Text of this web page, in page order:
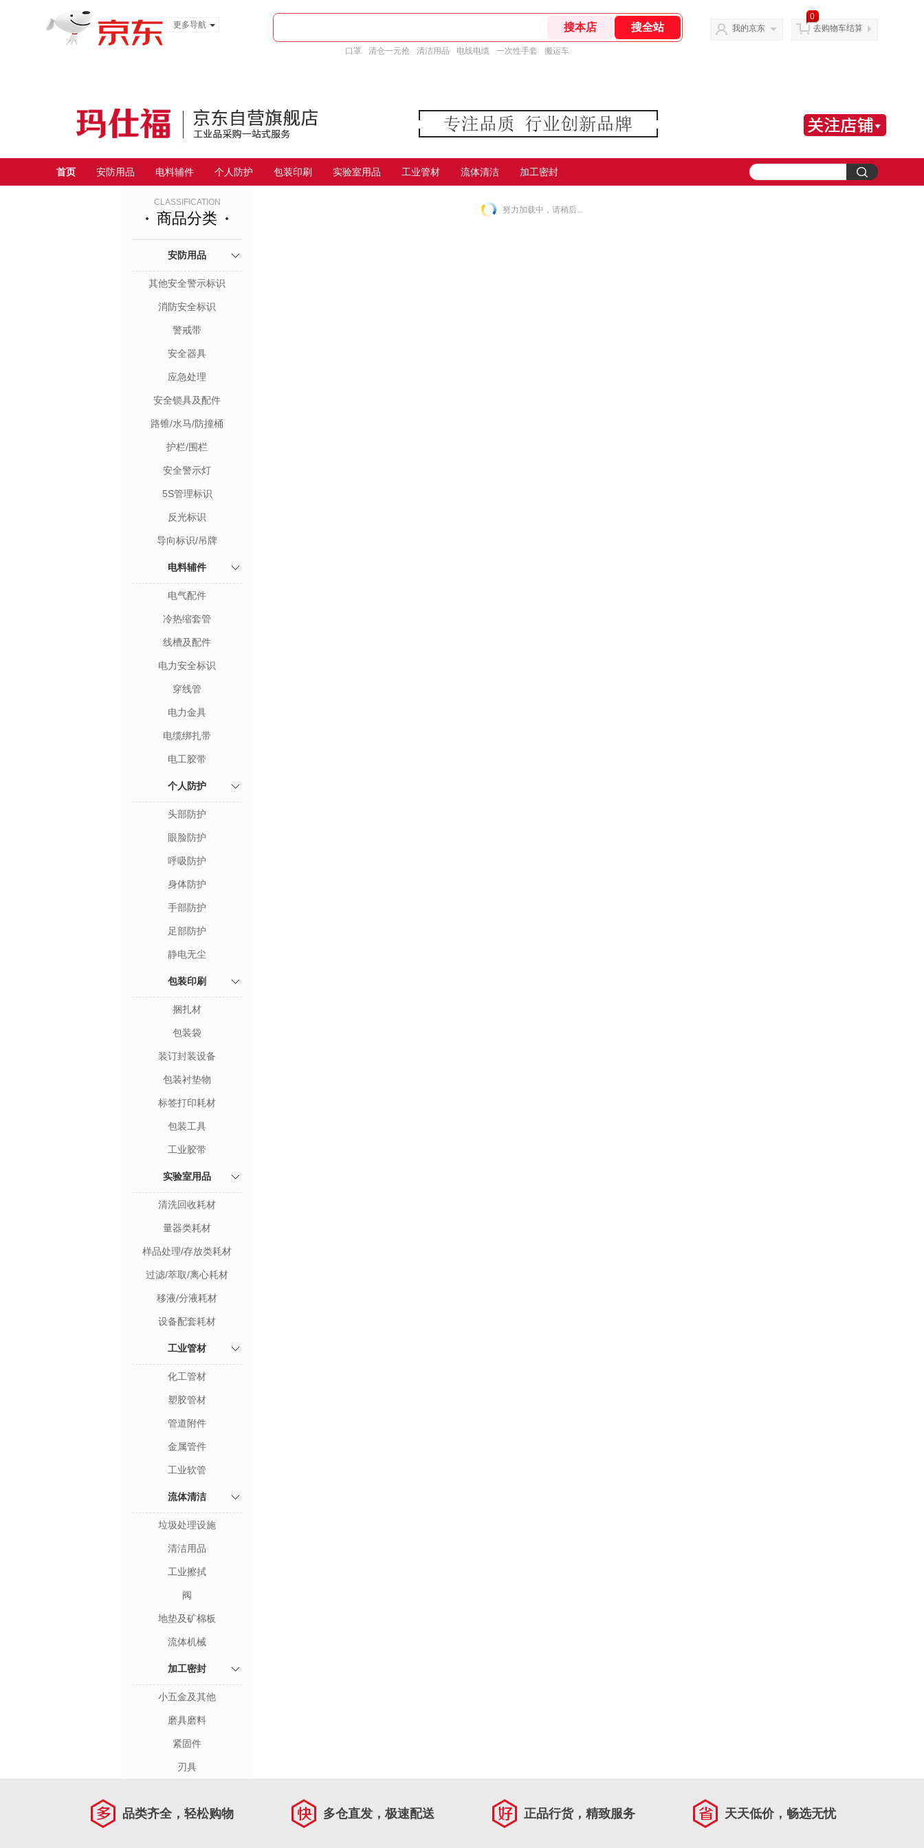
更多导航
口罩 清仓一元抢 清洁用品 电线电缆 一次性手套 搬运车
我的京东
0
去购物车结算
首页 安防用品 电料辅件 个人防护 包装印刷 实验室用品 工业管材 流体清洁 加工密封
CLASSIFICATION
商品分类
安防用品
其他安全警示标识
消防安全标识
警戒带
安全器具
应急处理
安全锁具及配件
路锥/水马/防撞桶
护栏/围栏
安全警示灯
5S管理标识
反光标识
导向标识/吊牌
电料辅件
电气配件
冷热缩套管
线槽及配件
电力安全标识
穿线管
电力金具
电缆绑扎带
电工胶带
个人防护
头部防护
眼脸防护
呼吸防护
身体防护
手部防护
足部防护
静电无尘
包装印刷
捆扎材
包装袋
装订封装设备
包装衬垫物
标签打印耗材
包装工具
工业胶带
实验室用品
清洗回收耗材
量器类耗材
样品处理/存放类耗材
过滤/萃取/离心耗材
移液/分液耗材
设备配套耗材
工业管材
化工管材
塑胶管材
管道附件
金属管件
工业软管
流体清洁
垃圾处理设施
清洁用品
工业擦拭
阀
地垫及矿棉板
流体机械
加工密封
小五金及其他
磨具磨料
紧固件
刃具
努力加载中，请稍后...
品类齐全，轻松购物 多仓直发，极速配送 正品行货，精致服务 天天低价，畅选无忧